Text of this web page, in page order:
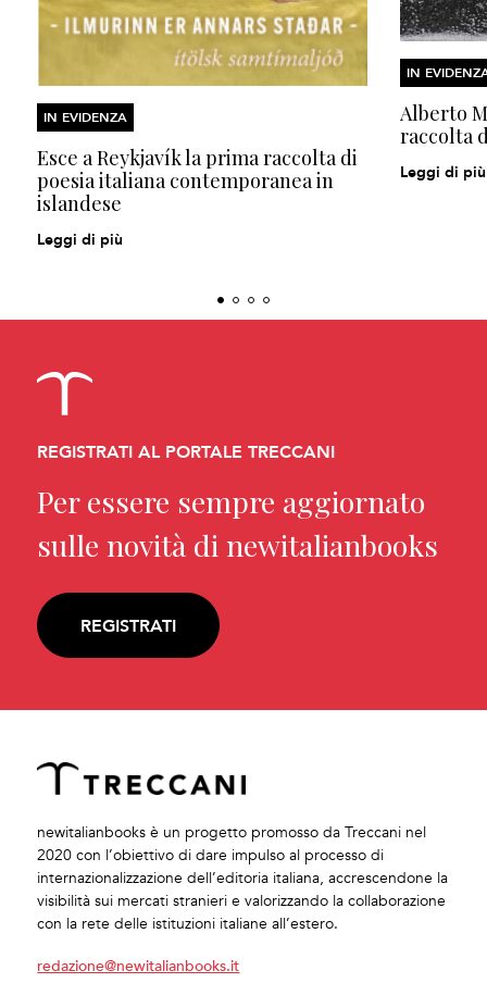
IN EVIDENZA
Esce a Reykjavík la prima raccolta di
poesia italiana contemporanea in
islandese
Leggi di più
IN
Alberto
raccolta
Leggi di più
REGISTRATI AL PORTALE TRECCANI
Per essere sempre aggiornato
sulle novità di newitalianbooks
REGISTRATI
newitalianbooks è un progetto promosso da Treccani nel
2020 con l’obiettivo di dare impulso al processo di
internazionalizzazione dell’editoria italiana, accrescendone la
visibilità sui mercati stranieri e valorizzando la collaborazione
con la rete delle istituzioni italiane all’estero.
redazione@newitalianbooks.it